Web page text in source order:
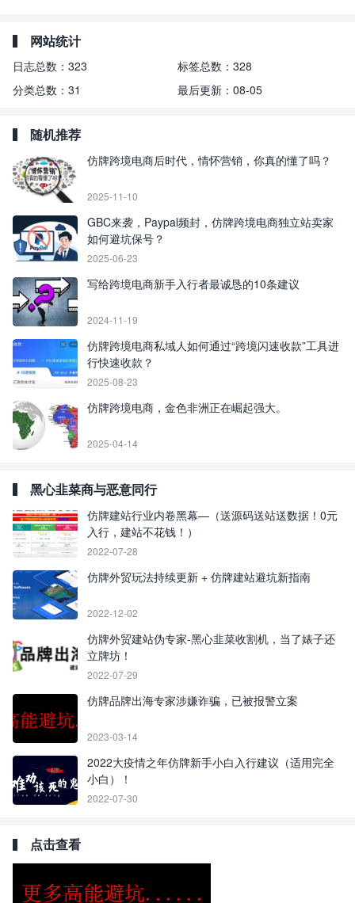
网站统计
日志总数： 323 标签总数： 328
分类总数： 31 最后更新： 08-05
随机推荐
仿牌跨境电商后时代，情怀营销，你真的懂了吗？
2025-11-10
GBC来袭，Paypal频封，仿牌跨境电商独立站卖家
如何避坑保号？
2025-06-23
写给跨境电商新手入行者最诚恳的10条建议
2024-11-19
仿牌跨境电商私域人如何通过“跨境闪速收款”工具进
行快速收款？
2025-08-23
仿牌跨境电商，金色非洲正在崛起强大。
2025-04-14
黑心韭菜商与恶意同行
仿牌建站行业内卷黑幕—（送源码送站送数据！0元
入行，建站不花钱！）
2022-07-28
仿牌外贸玩法持续更新 + 仿牌建站避坑新指南
2022-12-02
仿牌外贸建站伪专家-黑心韭菜收割机，当了婊子还
立牌坊！
2022-07-29
仿牌品牌出海专家涉嫌诈骗，已被报警立案
2023-03-14
2022大疫情之年仿牌新手小白入行建议（适用完全
小白）！
2022-07-30
点击查看